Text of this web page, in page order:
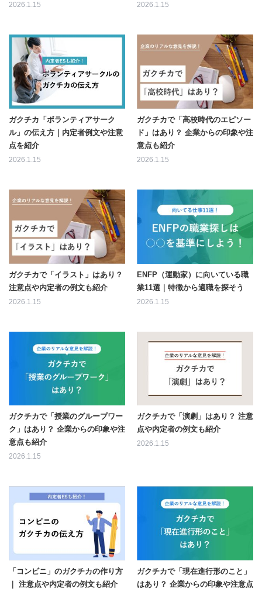
2026.1.15 2026.1.15
ガクチカ「ボランティアサーク
ル」の伝え方｜内定者例文や注意
点を紹介
2026.1.15
ガクチカで「高校時代のエピソー
ド」はあり？ 企業からの印象や注
意点も紹介
2026.1.15
ガクチカで「イラスト」はあり？
注意点や内定者の例文も紹介
2026.1.15
ENFP（運動家）に向いている職
業11選｜特徴から適職を探そう
2026.1.15
ガクチカで「授業のグループワー
ク」はあり？ 企業からの印象や注
意点も紹介
2026.1.15
ガクチカで「演劇」はあり？ 注意
点や内定者の例文も紹介
2026.1.15
「コンビニ」のガクチカの作り方
｜ 注意点や内定者の例文も紹介
ガクチカで「現在進行形のこと」
はあり？ 企業からの印象や注意点